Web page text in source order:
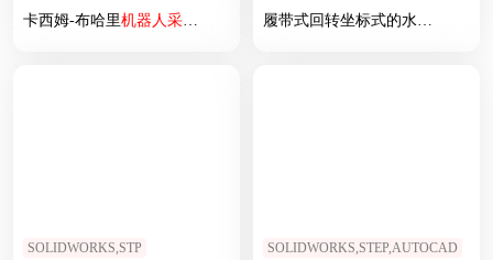
卡西姆-布哈里机器人采摘 与放置系统
SOLIDWORKS,STP SOLIDWORKS,STEP,AUTOCAD